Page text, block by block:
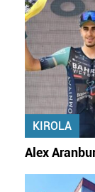
KIROLA
Alex